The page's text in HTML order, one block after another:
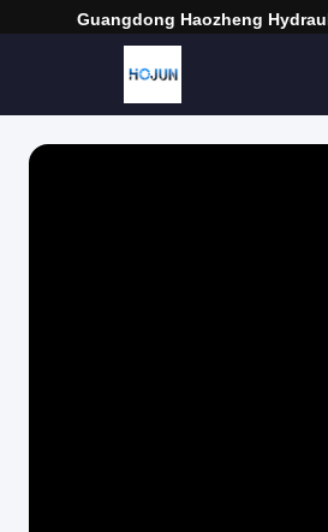
Guangdong Haozheng